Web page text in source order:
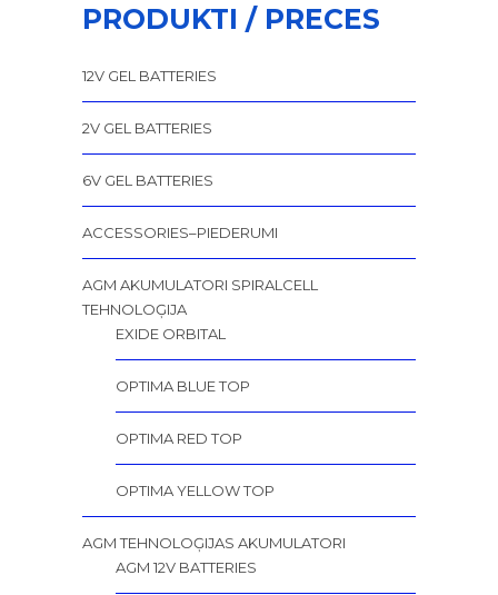
PRODUKTI / PRECES
12V GEL BATTERIES
2V GEL BATTERIES
6V GEL BATTERIES
ACCESSORIES–PIEDERUMI
AGM AKUMULATORI SPIRALCELL
TEHNOLOĢIJA
EXIDE ORBITAL
OPTIMA BLUE TOP
OPTIMA RED TOP
OPTIMA YELLOW TOP
AGM TEHNOLOĢIJAS AKUMULATORI
AGM 12V BATTERIES